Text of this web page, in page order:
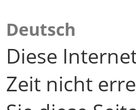
Deutsch
Diese
Zeit nicht